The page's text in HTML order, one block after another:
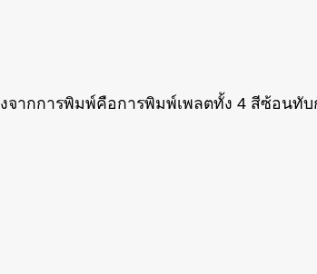
การพิมพ์คือการพิมพ์เพลตทั้ง 4 สีซ้อนทับ